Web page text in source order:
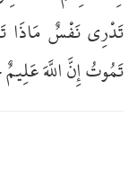
تَدْرِينَفْسٌمَاذَا
تَمُوتُإِنَّاللَّهَعَلِيمٌ